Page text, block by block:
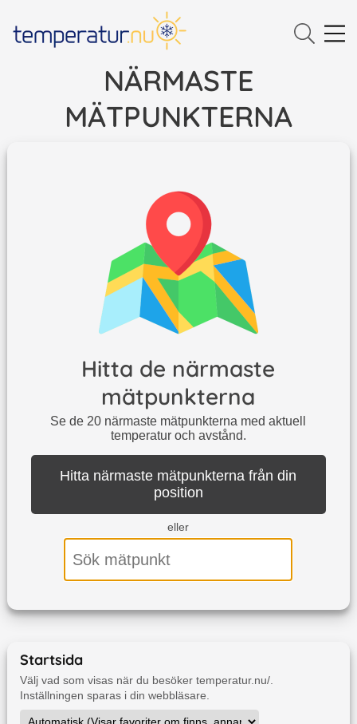
NÄRMASTE
MÄTPUNKTERNA
Hitta de närmaste
mätpunkterna
Se de20 närmaste mätpunkterna med aktuell
temperatur och avstånd.
Hitta närmaste mätpunkterna från din
position
eller
Startsida
Välj vad som visas när du besöker temperatur.nu/.
Inställningen sparas i din webbläsare.